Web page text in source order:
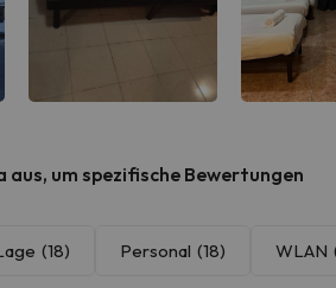
aus, um spezifische Bewertungen
(18) Personal (18) WLAN